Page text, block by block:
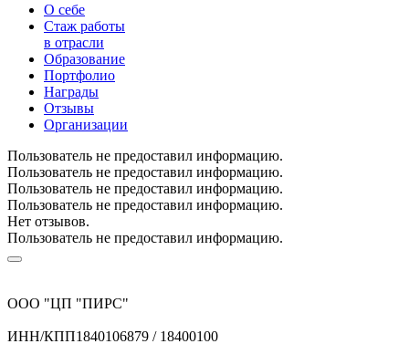
О себе
Стаж работы
в отрасли
Образование
Портфолио
Награды
Отзывы
Организации
Пользователь не предоставил информацию.
Пользователь не предоставил информацию.
Пользователь не предоставил информацию.
Пользователь не предоставил информацию.
Нет отзывов.
Пользователь не предоставил информацию.
ООО "ЦП "ПИРС"
ИНН/КПП1840106879 / 18400100